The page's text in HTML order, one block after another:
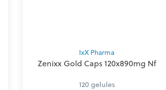
IxX Pharma
Zenixx Gold Caps 120x890mg Nf
120 gelules